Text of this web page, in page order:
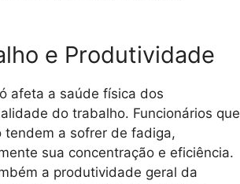
e Produtividade
afeta a saúde física dos
do trabalho. Funcionários que
tendem a sofrer de fadiga,
sua concentração e eficiência.
a produtividade geral da